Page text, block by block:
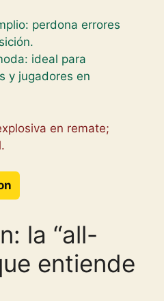
perdona errores
ideal para
y jugadores en
en remate;
la “all-
entiende